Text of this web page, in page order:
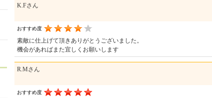
K.Fさん
おすすめ度
素敵に仕上げて頂きありがとうございました。
機会があればまた宜しくお願いします
R.Mさん
おすすめ度